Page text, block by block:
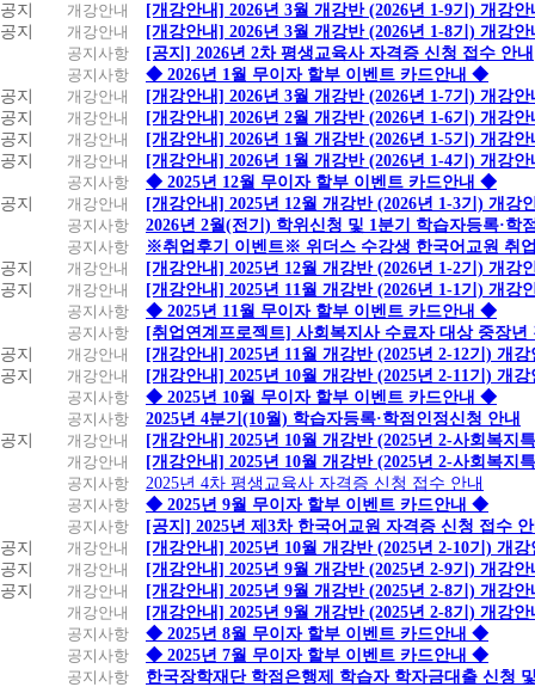
공지
개강안내
[개강안내] 2026년 3월 개강반 (2026년 1-9기) 개강안
공지
개강안내
[개강안내] 2026년 3월 개강반 (2026년 1-8기) 개강안
공지사항
[공지] 2026년 2차 평생교육사 자격증 신청 접수 안내
공지사항
◆ 2026년 1월 무이자 할부 이벤트 카드안내 ◆
공지
개강안내
[개강안내] 2026년 3월 개강반 (2026년 1-7기) 개강안
공지
개강안내
[개강안내] 2026년 2월 개강반 (2026년 1-6기) 개강안
공지
개강안내
[개강안내] 2026년 1월 개강반 (2026년 1-5기) 개강안
공지
개강안내
[개강안내] 2026년 1월 개강반 (2026년 1-4기) 개강안
공지사항
◆ 2025년 12월 무이자 할부 이벤트 카드안내 ◆
공지
개강안내
[개강안내] 2025년 12월 개강반 (2026년 1-3기) 개강
공지사항
2026년 2월(전기) 학위신청 및 1분기 학습자등록·학
공지사항
※취업후기 이벤트※ 위더스 수강생 한국어교원 취
공지
개강안내
[개강안내] 2025년 12월 개강반 (2026년 1-2기) 개강
공지
개강안내
[개강안내] 2025년 11월 개강반 (2026년 1-1기) 개강
공지사항
◆ 2025년 11월 무이자 할부 이벤트 카드안내 ◆
공지사항
[취업연계프로젝트] 사회복지사 수료자 대상 중장
공지
개강안내
[개강안내] 2025년 11월 개강반 (2025년 2-12기) 개강
공지
개강안내
[개강안내] 2025년 10월 개강반 (2025년 2-11기) 개강
공지사항
◆ 2025년 10월 무이자 할부 이벤트 카드안내 ◆
공지사항
2025년 4분기(10월) 학습자등록·학점인정신청 안내
공지
개강안내
[개강안내] 2025년 10월 개강반 (2025년 2-사회복지
개강안내
[개강안내] 2025년 10월 개강반 (2025년 2-사회복지
공지사항
2025년 4차 평생교육사 자격증 신청 접수 안내
공지사항
◆ 2025년 9월 무이자 할부 이벤트 카드안내 ◆
공지사항
[공지] 2025년 제3차 한국어교원 자격증 신청 접수
공지
개강안내
[개강안내] 2025년 10월 개강반 (2025년 2-10기) 개강
공지
개강안내
[개강안내] 2025년 9월 개강반 (2025년 2-9기) 개강안
공지
개강안내
[개강안내] 2025년 9월 개강반 (2025년 2-8기) 개강안
개강안내
[개강안내] 2025년 9월 개강반 (2025년 2-8기) 개강안
공지사항
◆ 2025년 8월 무이자 할부 이벤트 카드안내 ◆
공지사항
◆ 2025년 7월 무이자 할부 이벤트 카드안내 ◆
공지사항
한국장학재단 학점은행제 학습자 학자금대출 신청